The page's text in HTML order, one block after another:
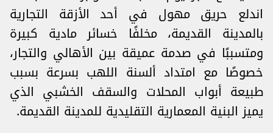
اندلع حريق مهول في أحد الأزقة التجارية
بالمدينة القديمة، مخلفًا خسائر مادية كبيرة
ومتسببًا في صدمة عميقة بين الأهالي والتجار،
خصوصًا مع امتداد ألسنة اللهب بسرعة بسبب
طبيعة أبواب المحلات والسقف الخشبي الذي
يميز البنية المعمارية التقليدية للمدينة القديمة.